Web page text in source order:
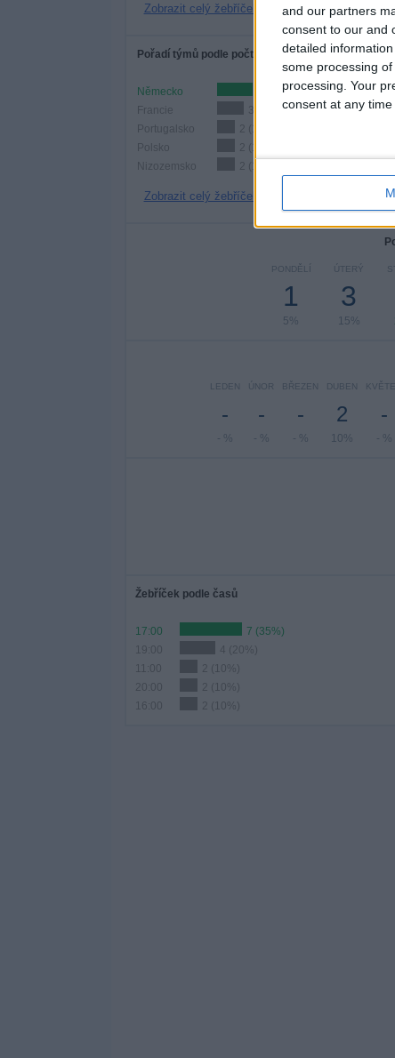
and our partners
consent to our and
detailed
some processing
processing. Your
consent at any
Zobrazit celý žebříček
Pořadí týmů podle počtu domácích zápasů
Německo
4 (20%)
Francie
3 (15%)
Portugalsko
2 (10%)
Polsko
2 (10%)
Nizozemsko
2 (10%)
Zobrazit celý žebříček
PONDĚLÍ
1
5%
ÚTERÝ
3
15%
LEDEN
-
- %
ÚNOR
-
- %
BŘEZEN
-
- %
DUBEN
2
10%
-
- %
Žebříček podle časů
17:00
7 (35%)
19:00
4 (20%)
2 (10%)
20:00
2 (10%)
16:00
2 (10%)